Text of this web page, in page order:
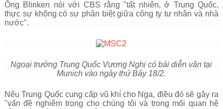
Ông Blinken nói với CBS rằng "tất nhiên, ở Trung Quốc,
thực sự không có sự phân biệt giữa công ty tư nhân và nhà
nước".
Ngoại trưởng Trung Quốc Vương Nghị có bài diễn văn tại
Munich vào ngày thứ Bảy 18/2.
Nếu Trung Quốc cung cấp vũ khí cho Nga, điều đó sẽ gây ra
"vấn đề nghiêm trọng cho chúng tôi và trong mối quan hệ